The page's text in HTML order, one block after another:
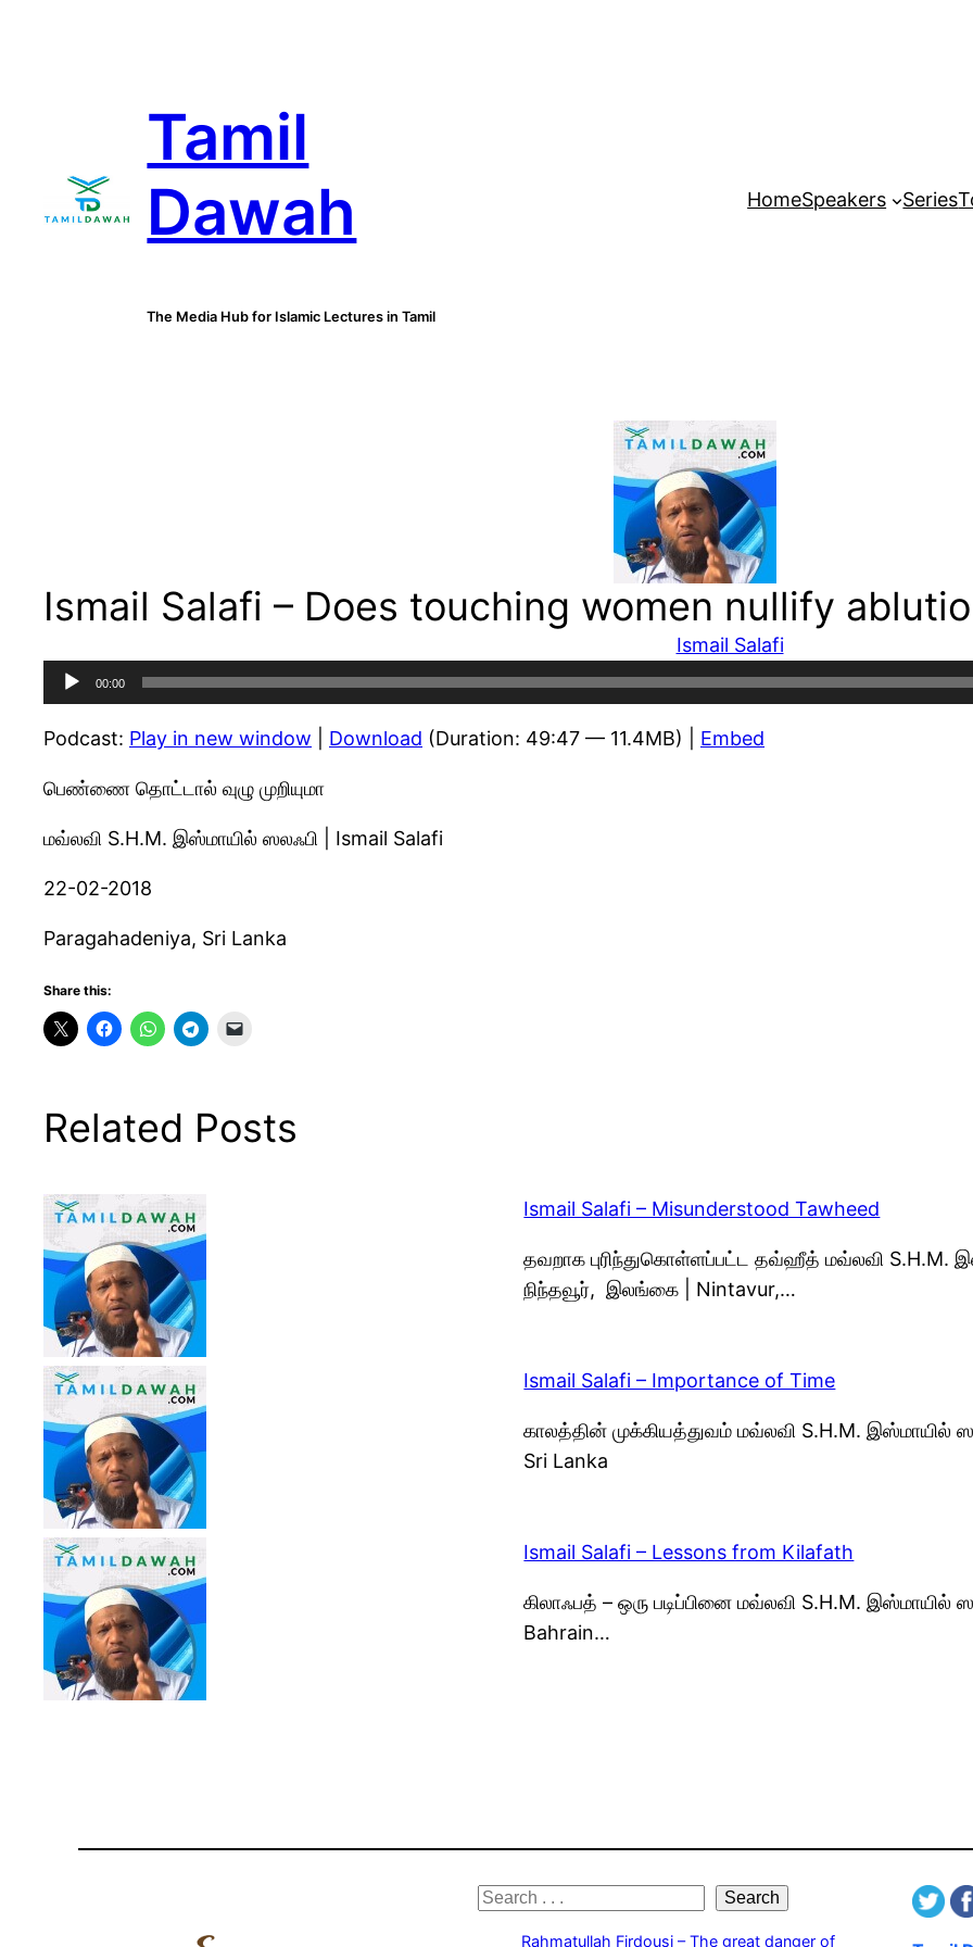
Tamil
Dawah
The Media Hub for Islamic Lectures in Tamil
HomeSpeakers Series
Ismail Salafi – Does touching women nullify
Ismail Salafi
Audio
Player
00:00
Podcast: Play in new window Download (Duration: 49:47 — 11.4MB) | Embed
பெண்ணை தொட்டால் வுழு முறியுமா
மவ்லவி S.H.M. இஸ்மாயில் ஸலஃபி | Ismail Salafi
22-02-2018
Paragahadeniya, Sri Lanka
Share this:
Related Posts
Ismail Salafi – Misunderstood Tawheed
தவறாக புரிந்துகொள்ளப்பட்ட தவ்ஹீத் மவ்லவி S.H.M.
நிந்தவூர், இலங்கை | Nintavur,…
Ismail Salafi – Importance of Time
காலத்தின் முக்கியத்துவம் மவ்லவி S.H.M. இஸ்மாயில்
Sri Lanka
Ismail Salafi – Lessons from Kilafath
கிலாஃபத் – ஒரு படிப்பினை மவ்லவி S.H.M.
Bahrain…
S
Search
Rahmatullah Firdousi – The great danger of